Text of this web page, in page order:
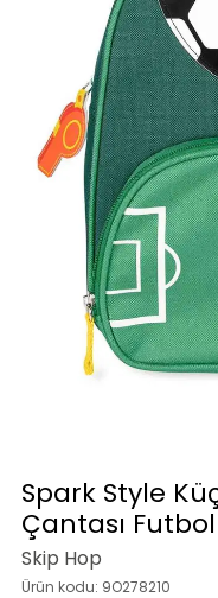
Spark Style
Çantası Futbol
Skip Hop
Ürün kodu: 9O278210